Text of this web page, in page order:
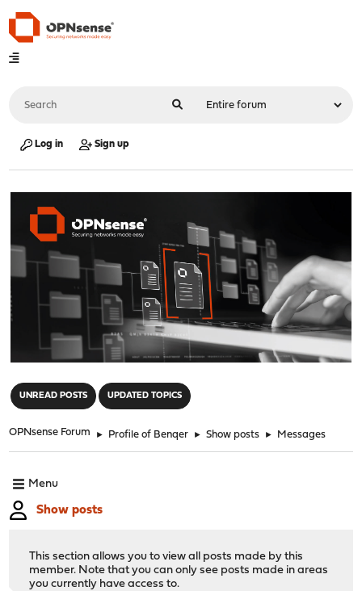
Log in Sign up
UNREAD POSTS UPDATED TOPICS
OPNsense Forum ► Profile of Benqer ► Show posts ► Messages
Menu
Show posts
This section allows you to view all posts made by this
member. Note that you can only see posts made in areas
you currently have access to.